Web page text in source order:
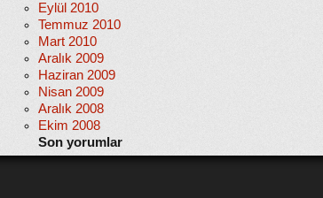
Eylül 2010
Temmuz 2010
Mart 2010
Aralık 2009
Haziran 2009
Nisan 2009
Aralık 2008
Ekim 2008
Son yorumlar